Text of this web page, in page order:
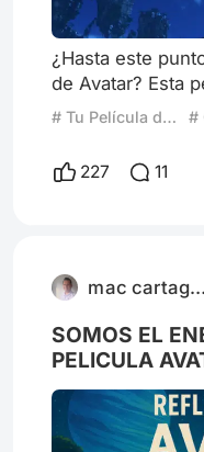
¿Hasta este
de Avatar? Esta
mundo con su
increíble al
completamente
manera única: la
# Tu Película de Confort
227 11
mac cartagena
SOMOS EL
PELICULA